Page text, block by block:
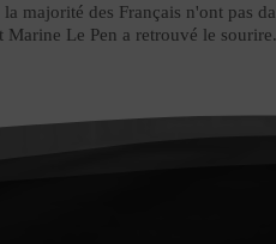
la majorité des Français n'ont pas
Marine Le Pen a retrouvé le sourire.